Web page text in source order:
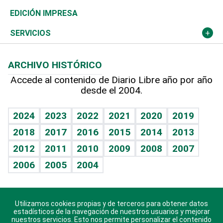
Caribe
Resto del mundo
Global y variable
Economía personal
Novedades
Podcast Arte Libre
Hablando con el pediatra
Vida y familia
Eñe
Celebrando la vida
Sin complejos
En pocas palabras
Escuchando al corazón
Olimpismo
Más deportes
Línea de hit
TBT Deportivo
Noticiero Poteleche
Columnistas
Más firmas
Martes de tecnología
Cambio climático
Deportes
Opinión
Hecho en casa
Guía del dinero
EDICIÓN IMPRESA
SERVICIOS
Cumpleaños
Horóscopos
Crucigramas
ARCHIVO HISTÓRICO
Accede al contenido de Diario Libre año por año
desde el 2004.
2024 2023 2022 2021 2020
2019
2018
2017 2016 2015 2014
2013
2012
2011 2010 2009 2008
2007
2006
2005 2004
Descarga nuestras aplicaciones para Android, iOS y
sistema Huawei.
Utilizamos cookies propias y de terceros para obtener datos
estadísticos de la navegación de nuestros usuarios y mejorar
nuestros servicios. Esto nos permite personalizar el contenido